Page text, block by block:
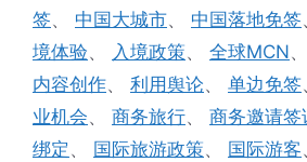
签、 中国大城市、 中国落地免签
境体验、 入境政策、 全球MCN、
内容创作、 利用舆论、 单边免签
业机会、 商务旅行、 商务邀请签
绑定 、 国际旅游政策、 国际游客